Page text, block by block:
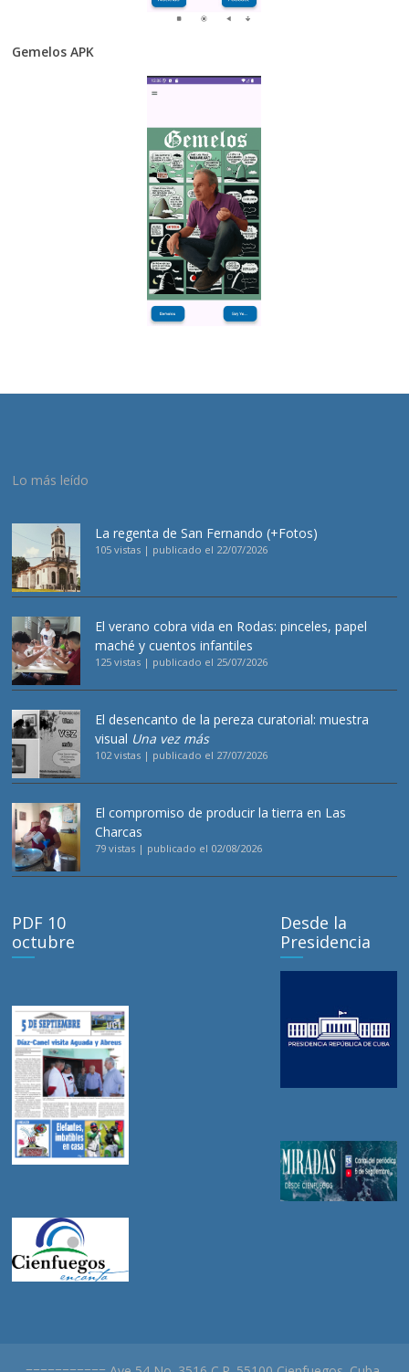
Gemelos APK
Lo más leído
La regenta de San Fernando (+Fotos)
105 vistas | publicado el 22/07/2026
El verano cobra vida en Rodas: pinceles, papel
maché y cuentos infantiles
125 vistas | publicado el 25/07/2026
El desencanto de la pereza curatorial: muestra
visual Una vez más
102 vistas | publicado el 27/07/2026
El compromiso de producir la tierra en Las
Charcas
79 vistas | publicado el 02/08/2026
PDF 10
octubre
Desde la
Presidencia